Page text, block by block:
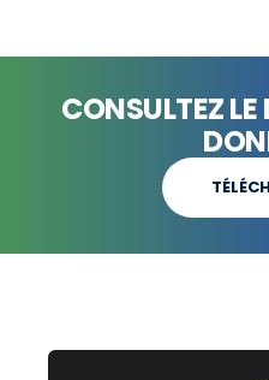
CONSULTEZ LE